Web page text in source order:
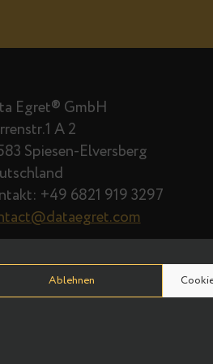
Data Egret® GmbH
Herrenstr.1 A 2
Deutschland
Kontakt: +49 6821